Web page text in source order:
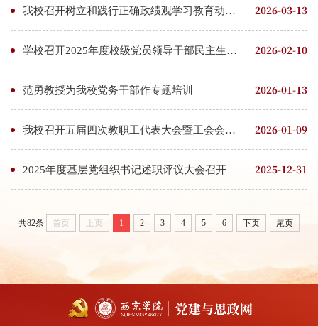
2026-03-13
我校召开树立和践行正确政绩观学习教育动员部署会
2026-02-10
学校召开2025年度校级党员领导干部民主生活会
2026-01-13
范勇教授为我校党务干部作专题培训
2026-01-09
我校召开五届四次教职工代表大会暨工会会员代表大会
2025-12-31
2025年度基层党组织书记述职评议大会召开
共82条 首页 上页 1 2 3 4 5 6 下页 尾页